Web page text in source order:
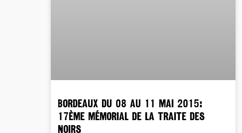
BORDEAUX du 08 au 11 mai 2015:
17ème Mémorial de la Traite des
Noirs